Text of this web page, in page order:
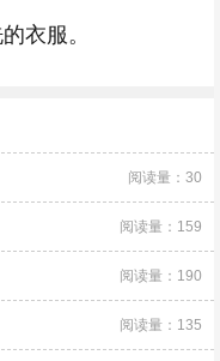
衣服。
阅读量：30
阅读量：159
阅读量：190
阅读量：135